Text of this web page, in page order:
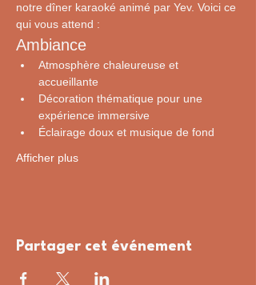
notre dîner karaoké animé par Yev. Voici ce
qui vous attend :
Ambiance
Atmosphère chaleureuse et
accueillante
Décoration thématique pour une
expérience immersive
Éclairage doux et musique de fond
Afficher plus
Partager cet événement